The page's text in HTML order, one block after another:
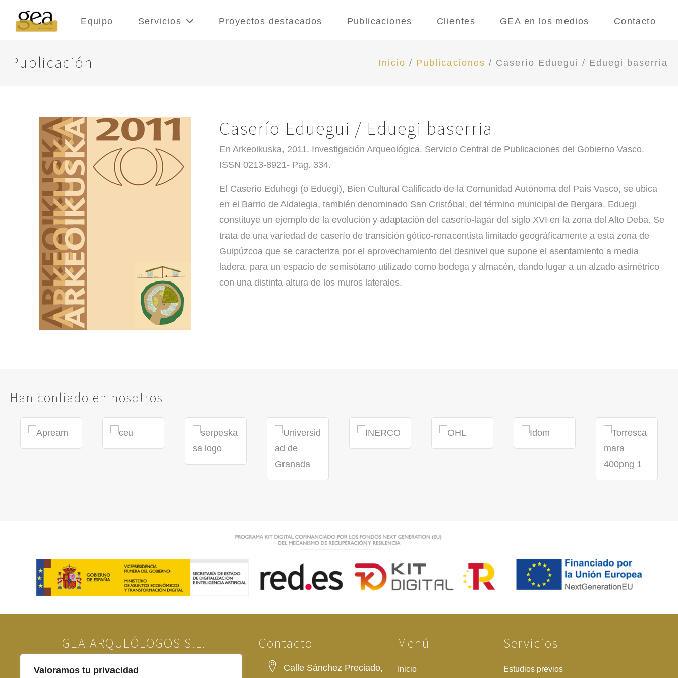
Valoramos tu privacidad
Equipo Servicios Proyectos destacados Publicaciones Clientes GEA en los medios Contacto
Publicación Inicio / Publicaciones / Caserío Eduegui / Eduegi baserria
Caserío Eduegui / Eduegi baserria
En Arkeoikuska, 2011. Investigación Arqueológica. Servicio Central de Publicaciones del Gobierno Vasco.
ISSN 0213-8921- Pag. 334.
El Caserío Eduhegi (o Eduegi), Bien Cultural Calificado de la Comunidad Autónoma del País Vasco, se ubica
en el Barrio de Aldaiegia, también denominado San Cristóbal, del término municipal de Bergara. Eduegi
constituye un ejemplo de la evolución y adaptación del caserío-lagar del siglo XVI en la zona del Alto Deba. Se
trata de una variedad de caserío de transición gótico-renacentista limitado geográficamente a esta zona de
Guipúzcoa que se caracteriza por el aprovechamiento del desnivel que supone el asentamiento a media
ladera, para un espacio de semisótano utilizado como bodega y almacén, dando lugar a un alzado asimétrico
con una distinta altura de los muros laterales.
Han confiado en nosotros
GEA ARQUEÓLOGOS S.L. Contacto
Calle Sánchez Preciado,
Menú
Inicio
Servicios
Estudios previos